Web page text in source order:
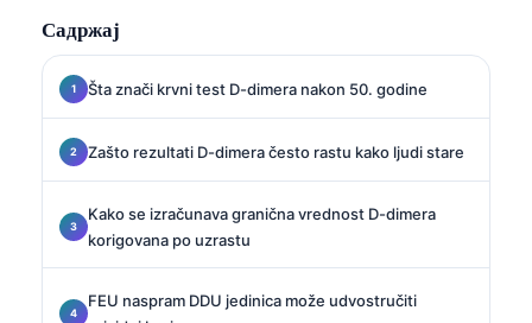
Садржај
Šta znači krvni test D-dimera nakon 50. godine
Zašto rezultati D-dimera često rastu kako ljudi stare
Kako se izračunava granična vrednost D-dimera
korigovana po uzrastu
FEU naspram DDU jedinica može udvostručiti